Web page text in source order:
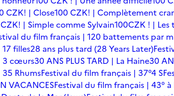
CZK! | Close100 CZK! | Complètement
| Simple comme Sylvain100CZK ! |
du film français | 120 battements par
filles28 ans plus tard (28 Years Later)
3 cœurs30 ANS PLUS TARD | La Haine30
RhumsFestival du film français | 37°4 S
VACANCESFestival du film français | 43°